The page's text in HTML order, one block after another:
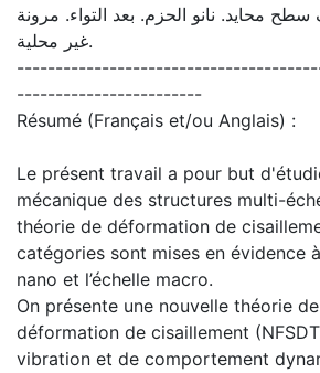
محايد. نانو الحزم. بعد التواء. مرونة
غير محلية.
------------------------
Résumé (Français et/ou Anglais) :
Le présent travail a pour but
mécanique des structures multi-
théorie de déformation de
catégories sont mises en évidence
nano et l’échelle macro.
On présente une nouvelle théorie
déformation de cisaillement
vibration et de comportement